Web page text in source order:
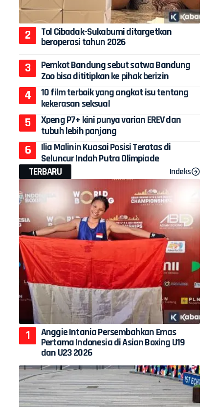
Tol Cibadak-Sukabumi ditargetkan
beroperasi tahun 2026
Pemkot Bandung sebut satwa Bandung
Zoo bisa dititipkan ke pihak berizin
10 film terbaik yang angkat isu tentang
kekerasan seksual
Xpeng P7+ kini punya varian EREV dan
tubuh lebih panjang
Ilia Malinin Kuasai Posisi Teratas di
Seluncur Indah Putra Olimpiade
TERBARU
Indeks
Anggie Intania Persembahkan Emas
Pertama Indonesia di Asian Boxing U19
dan U23 2026